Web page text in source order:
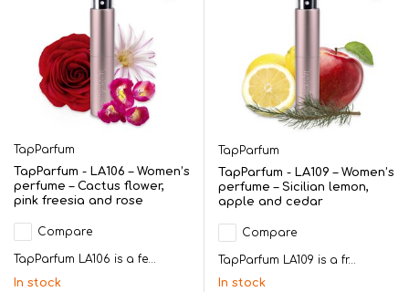
TapParfum
TapParfum - LA106 – Women’s
perfume – Cactus flower,
pink freesia and rose
Compare
TapParfum LA106 is a fe...
In stock
TapParfum
TapParfum - LA109 – Women’s
perfume – Sicilian lemon,
apple and cedar
Compare
TapParfum LA109 is a fr...
In stock